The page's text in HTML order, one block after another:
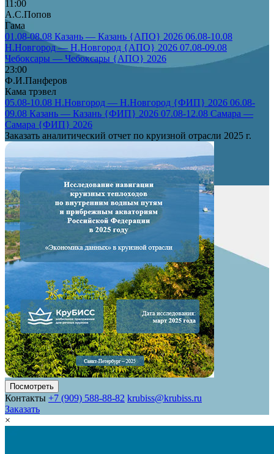
11:00
А.С.Попов
Гама
01.08-08.08 Казань — Казань {АПО} 2026 06.08-10.08
Н.Новгород — Н.Новгород {АПО} 2026 07.08-09.08
Чебоксары — Чебоксары {АПО} 2026
23:00
Ф.И.Панферов
Кама трэвел
05.08-10.08 Н.Новгород — Н.Новгород {ФИП} 2026 06.08-
09.08 Казань — Казань {ФИП} 2026 07.08-12.08 Самара —
Самара {ФИП} 2026
Заказать аналитический отчет по круизной отрасли 2025 г.
Посмотреть
Контакты +7 (909) 588-88-82 krubiss@krubiss.ru
Заказать
×